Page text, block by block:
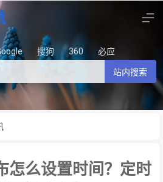
搜狗 360 必应
站内搜索
怎么设置时间？定时